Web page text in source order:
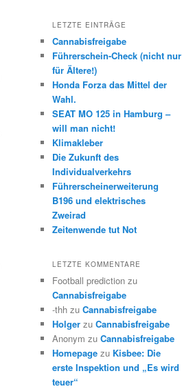
LETZTE EINTRÄGE
Cannabisfreigabe
Führerschein-Check (nicht nur
für Ältere!)
Honda Forza das Mittel der
Wahl.
SEAT MO 125 in Hamburg –
will man nicht!
Klimakleber
Die Zukunft des
Individualverkehrs
Führerscheinerweiterung
B196 und elektrisches
Zweirad
Zeitenwende tut Not
LETZTE KOMMENTARE
Football prediction zu
Cannabisfreigabe
-thh zu Cannabisfreigabe
Holger zu Cannabisfreigabe
Anonym zu Cannabisfreigabe
Homepage zu Kisbee: Die
erste Inspektion und „Es wird
teuer“